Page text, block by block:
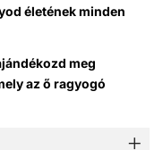
életének minden
meg
az ő ragyogó